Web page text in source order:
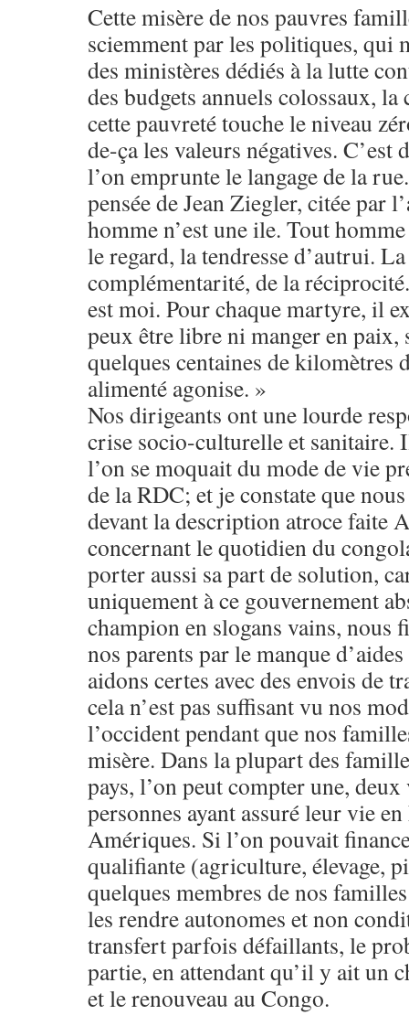
Cette misère de nos pauvres
sciemment par les politiques, qui
des ministères dédiés à la lutte
des budgets annuels colossaux,
cette pauvreté touche le niveau
de-ça les valeurs négatives.
l’on emprunte le langage de la
pensée de Jean Ziegler, citée par
homme n’est une ile. Tout
le regard, la tendresse d’autrui.
complémentarité, de la
est moi. Pour chaque martyre, il
peux être libre ni manger en paix,
quelques centaines de kilomètres
alimenté agonise. »
Nos dirigeants ont une lourde
crise socio-culturelle et sanitaire.
l’on se moquait du mode de vie
de la RDC; et je constate que
devant la description atroce faite
concernant le quotidien du
porter aussi sa part de solution,
uniquement à ce gouvernement
champion en slogans vains, nous
nos parents par le manque
aidons certes avec des envois de
cela n’est pas suffisant vu nos
l’occident pendant que nos
misère. Dans la plupart des
pays, l’on peut compter une,
personnes ayant assuré leur vie
Amériques. Si l’on pouvait
qualifiante (agriculture, élevage,
quelques membres de nos
les rendre autonomes et non
transfert parfois défaillants, le
partie, en attendant qu’il y ait un
et le renouveau au Congo.